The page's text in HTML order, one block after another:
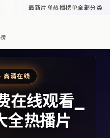
最新片单热播榜单全部分类
高清在线
在线观看_
全热播片